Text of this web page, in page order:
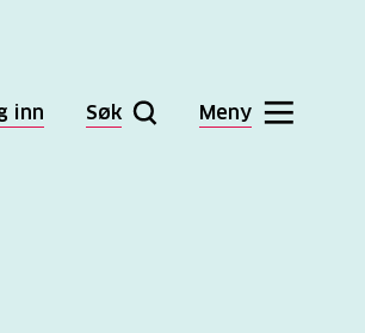
inn Søk Meny